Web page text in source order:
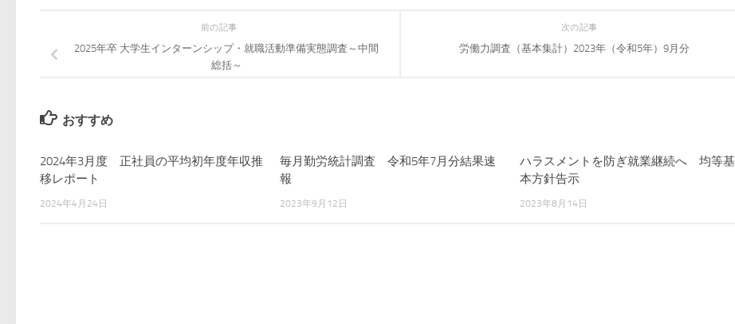
次の記事
労働力調査（基本集計）2023年（令和5年）9月分
前の記事
2025年卒 大学生インターンシップ・就職活動準備実態調査～中間
総括～
おすすめ
2024年3月度 正社員の平均初年度年収推
移レポート
2024年4月24日
毎月勤労統計調査 令和5年7月分結果速
報
2023年9月12日
ハラスメントを防ぎ就業継続へ 均等基
本方針告示
2023年8月14日